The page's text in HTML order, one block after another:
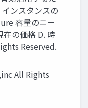
インスタンスの
容量のニー
在の価格 D. 時
Reserved.
All Rights